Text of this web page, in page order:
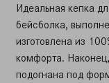
Идеальная кепка
бейсболка,
изготовлена из
комфорта.
подогнана под